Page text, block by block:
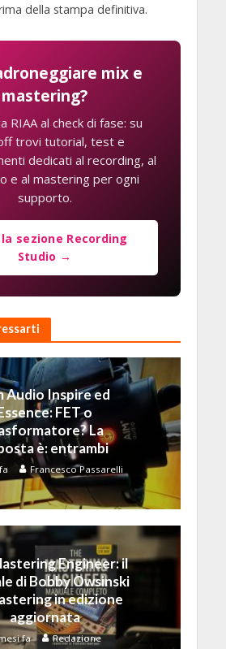
della stampa definitiva.
mix e
mastering?
RIAA al check di fase: su
trovi tutorial, test e
dedicati al recording, al
e al mastering per ogni
supporto.
sezione Recording
Studio →
Audio Inspire ed
FET o
La
è: entrambi
Francesco Passarelli
Engineer: il
di Bobby Owsinski
in edizione
aggiornata
fa Redazione